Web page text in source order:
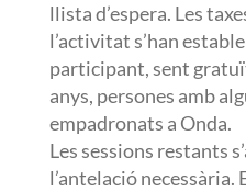
llista d’espera. Les
l’activitat s’han
participant, sent
anys, persones amb
empadronats a Onda.
Les sessions restants
l’antelació necessària.